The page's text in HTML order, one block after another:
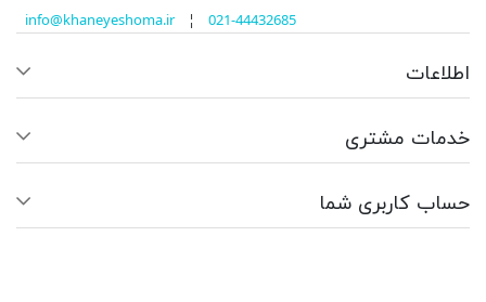
info@khaneyeshoma.ir¦ 021-44432685
اطلاعات
خدمات مشتری
حساب کاربری شما